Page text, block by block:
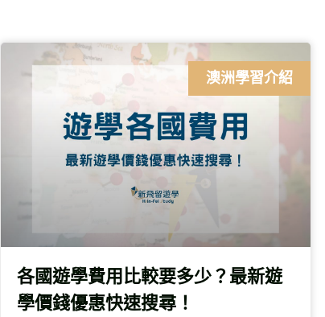
澳洲學習介紹
各國遊學費用比較要多少？最新遊
學價錢優惠快速搜尋！